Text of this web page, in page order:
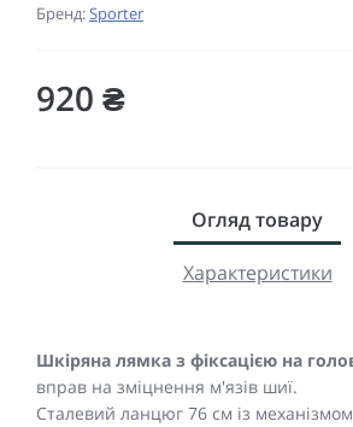
Бренд:Sporter
920 ₴
Огляд товару
Характеристики
Шкіряна лямка з фіксацією на
вправ на зміцнення м'язів шиї.
Сталевий ланцюг 76 см із